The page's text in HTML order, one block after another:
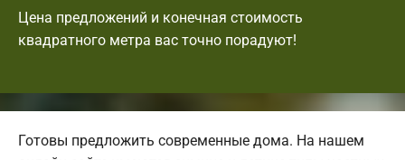
Цена предложений и конечная стоимость
квадратного метра вас точно порадуют!
Готовы предложить современные дома. На нашем